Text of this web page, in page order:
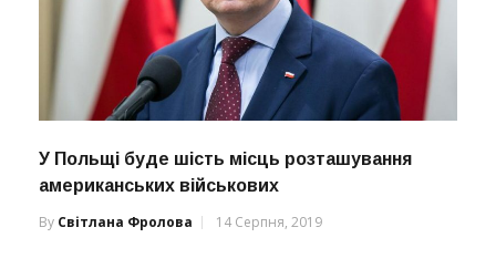
У Польщі буде шість місць розташування
американських військових
By Світлана Фролова 14 Серпня, 2019